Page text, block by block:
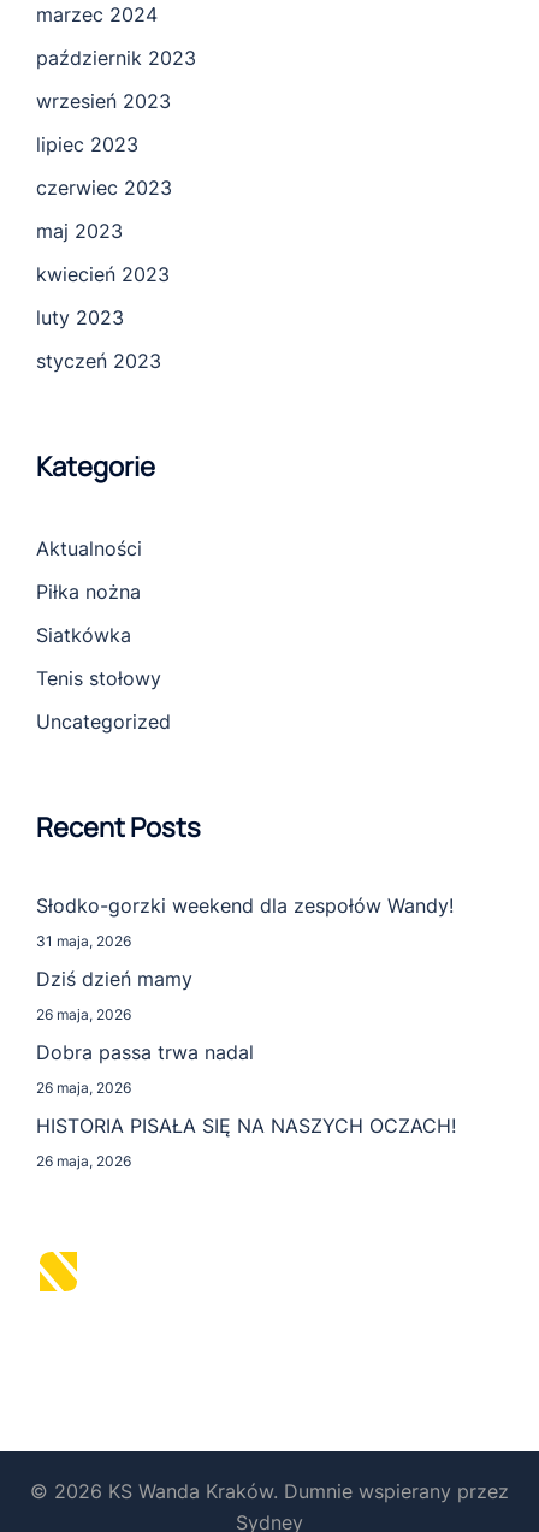
marzec 2024
październik 2023
wrzesień 2023
lipiec 2023
czerwiec 2023
maj 2023
kwiecień 2023
luty 2023
styczeń 2023
Kategorie
Aktualności
Piłka nożna
Siatkówka
Tenis stołowy
Uncategorized
Recent Posts
Słodko-gorzki weekend dla zespołów Wandy!
31 maja, 2026
Dziś dzień mamy
26 maja, 2026
Dobra passa trwa nadal
26 maja, 2026
HISTORIA PISAŁA SIĘ NA NASZYCH OCZACH!
26 maja, 2026
© 2026 KS Wanda Kraków. Dumnie wspierany przez
Sydney